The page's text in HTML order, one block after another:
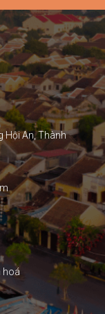
Hội An, Thành
hoá